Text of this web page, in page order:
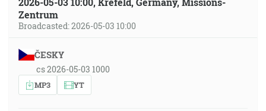
Zentrum
Broadcasted: 2026-05-03 10:00
ČESKY
cs 2026-05-03 1000
MP3 YT